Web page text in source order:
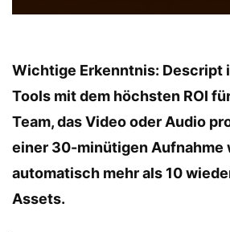
Wichtige Erkenntnis: Descript
Tools mit dem höchsten ROI
Team, das Video oder Audio
einer 30-minütigen Aufnahme
automatisch mehr als 10
Assets.